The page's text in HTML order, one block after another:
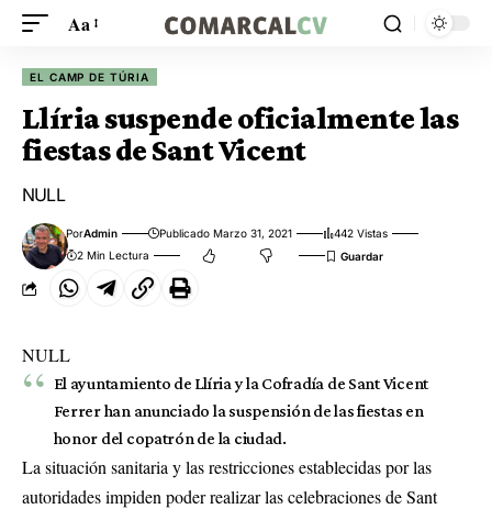
Aa
EL CAMP DE TÚRIA
Llíria suspende oficialmente las
fiestas de Sant Vicent
NULL
PorAdmin Publicado Marzo 31, 2021
442 Vistas
2 Min Lectura
NULL
El ayuntamiento de Llíria y la Cofradía de Sant Vicent
Ferrer han anunciado la suspensión de las fiestas en
honor del copatrón de la ciudad.
La situación sanitaria y las restricciones establecidas por las
autoridades impiden poder realizar las celebraciones de Sant